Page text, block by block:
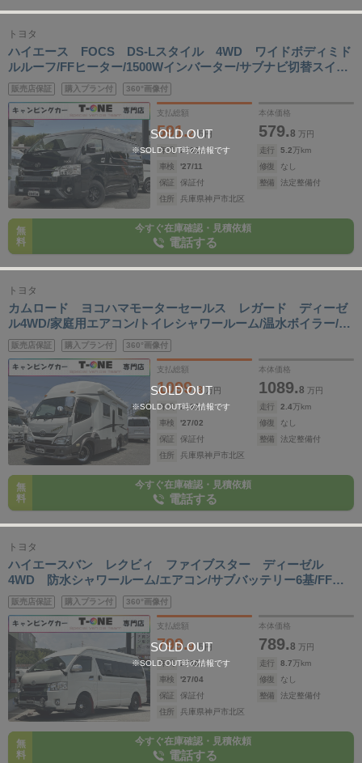
SOLD OUT
※SOLD OUT時の情報です
トヨタ
ハイエース FOCS DS-Lスタイル 4WD ワイドボディミド
ルルーフ/FFヒーター/1500Wインバーター/サブナビ切替スイッ
チ/ツインサブバッテリー/フリップダウンモニター/床下収納/レ
カロシート/パノラミックビュー/UIビークルショック/UIビーク
ルリアスタビ
販売店保証 購入プラン付 360°画像付
支払総額
591.2 万円
本体価格
579.8 万円
年式
2021年 走行 5.2万km
車検
'27/11 修復
なし
保証
保証付 整備
法定整備付
住所
兵庫県神戸市北区
無
料
今すぐ在庫確認・見積依頼
電話する
SOLD OUT
※SOLD OUT時の情報です
トヨタ
カムロード ヨコハマモーターセールス レガード ディーゼ
ル4WD/家庭用エアコン/トイレシャワールーム/温水ボイラー/プ
ルダウンベッド/二段ベッド/FFヒーター/電子レンジ/1500Wイン
バーター/サイドオーニング/冷蔵庫/OP二段ミラー/デイトナホイ
ール
販売店保証 購入プラン付 360°画像付
支払総額
1099.3 万円
本体価格
1089.8 万円
年式
2021年 走行 2.4万km
車検
'27/02 修復
なし
保証
保証付 整備
法定整備付
住所
兵庫県神戸市北区
無
料
今すぐ在庫確認・見積依頼
電話する
SOLD OUT
※SOLD OUT時の情報です
トヨタ
ハイエースバン レクビィ ファイブスター ディーゼル
4WD 防水シャワールーム/エアコン/サブバッテリー6基/FFヒ
ーター/1500Wインバーター/CTEK急速充電/ソーラーパネ
ル/RECAROシート/二段ベッド/JAOSフロントガード/JAOSス
キッドバー/JAOSフロントフォグ/ショック/スタビ/
販売店保証 購入プラン付 360°画像付
支払総額
799.9 万円
本体価格
789.8 万円
年式
2018年 走行 8.7万km
車検
'27/04 修復
なし
保証
保証付 整備
法定整備付
住所
兵庫県神戸市北区
無
料
今すぐ在庫確認・見積依頼
電話する